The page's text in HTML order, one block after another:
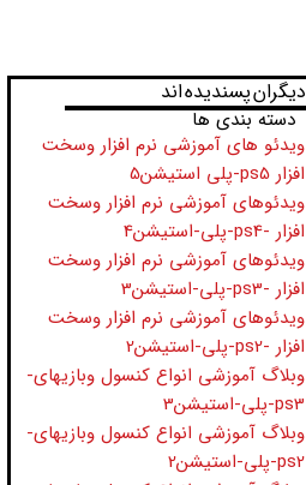
​​​دیگران پسندیده اند
دسته بندی ها
ویدئو های آموزشی نرم افزار وسخت
افزار ps5-پلی استیشن5
ویدئوهای آموزشی نرم افزار وسخت
افزار -ps4-پلی-استیشن4
ویدئوهای آموزشی نرم افزار وسخت
افزار -ps3-پلی-استیشن3
ویدئوهای آموزشی نرم افزار وسخت
افزار -ps2-پلی-استیشن2
وبلاگ آموزشی انواع کنسول وبازیهای-
ps3-پلی-استیشن3
وبلاگ آموزشی انواع کنسول وبازیهای-
ps2-پلی-استیشن2